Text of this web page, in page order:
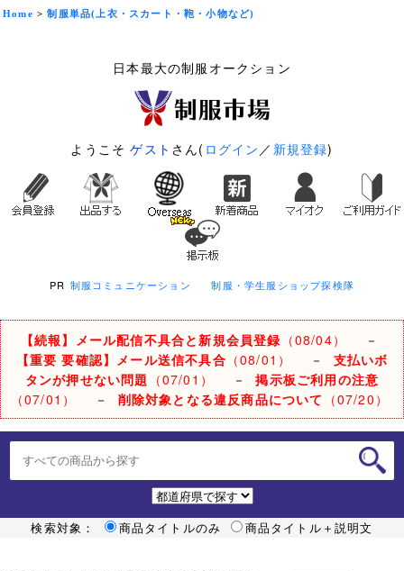
Home >制服単品(上衣・スカート・鞄・小物など)
日本最大の制服オークション
ようこそゲスト さん( ログイン ／ 新規登録)
PR 制服コミュニケーション 制服・学生服ショップ探検隊
【続報】メール配信不具合と新規会員登録 （08/04）
－
【重要 要確認】メール送信不具合 （08/01） － 支払いボ
タンが押せない問題 （07/01） －掲示板ご利用の注意
（07/01）
－ 削除対象となる違反商品について （07/20）
検索対象： 商品タイトルのみ 商品タイトル＋説明文